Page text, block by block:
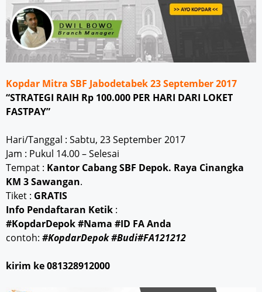
Kopdar Mitra SBF Jabodetabek 23 September 2017
“STRATEGI RAIH Rp 100.000 PER HARI DARI LOKET
FASTPAY”
Hari/Tanggal : Sabtu, 23 September 2017
Jam : Pukul 14.00 – Selesai
Tempat : Kantor Cabang SBF Depok. Raya Cinangka
KM 3 Sawangan.
Tiket : GRATIS
Info Pendaftaran Ketik :
#KopdarDepok #Nama #ID FA Anda
contoh: #KopdarDepok #Budi#FA121212
kirim ke 081328912000